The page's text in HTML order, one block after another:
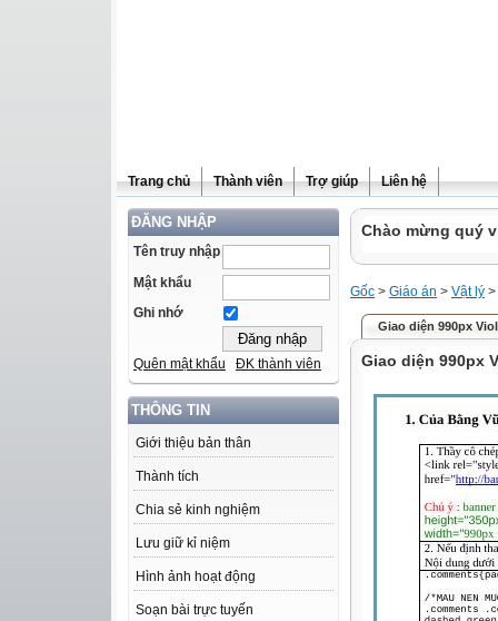
Trang chủ Thành viên Trợ giúp Liên hệ
ĐĂNG NHẬP
Tên truy nhập
Mật khẩu
Ghi nhớ
Quên mật khẩu ĐK thành viên
THÔNG TIN
Giới thiệu bản thân
Thành tích
Chia sẻ kinh nghiệm
Lưu giữ kỉ niệm
Hình ảnh hoạt động
Soạn bài trực tuyến
Chào mừng quý
Gốc > Giáo án > Vật lý >
Giao diện 990px
Giao diện 990px